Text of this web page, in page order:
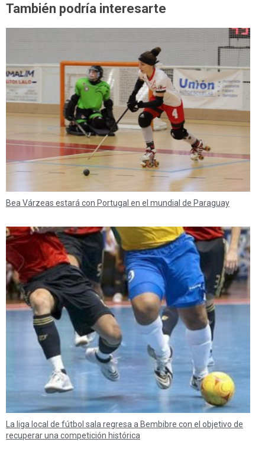
También podría interesarte
Bea Várzeas estará con Portugal en el mundial de Paraguay
La liga local de fútbol sala regresa a Bembibre con el objetivo de
recuperar una competición histórica